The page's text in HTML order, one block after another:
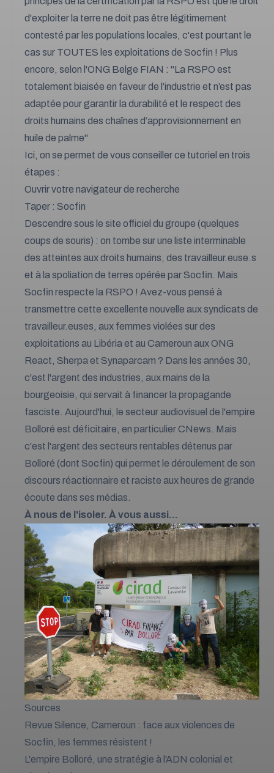
d'exploiter la terre ne doit pas être légitimement
contesté par les populations locales, c'est pourtant le
cas sur TOUTES les exploitations de Socfin ! Plus
encore, selon l'ONG Belge FIAN : "La RSPO est
totalement biaisée en faveur de l’industrie et n’est pas
adaptée pour garantir la durabilité et le respect des
droits humains des chaînes d’approvisionnement en
huile de palme"
Ici, on se permet de vous conseiller ce tutoriel en trois
étapes :
Ouvrir votre navigateur de recherche
Taper : Socfin
Descendre sous le site officiel du groupe (quelques
coups de souris) : on tombe sur une liste interminable
des atteintes aux droits humains, des travailleur.euse.s
et à la spoliation de terres opérée par Socfin. Mais
Socfin respecte la RSPO ! Avez-vous pensé à
transmettre cette excellente nouvelle aux syndicats de
travailleur.euses, aux femmes violées sur des
exploitations au Libéria et au Cameroun aux ONG
React, Sherpa et Synaparcam ? Dans les années 30,
c'est l'argent des industries, aux mains de la
bourgeoisie, qui servait à financer la propagande
fasciste. Aujourd'hui, le secteur audiovisuel de l'empire
Bolloré est déficitaire, en particulier CNews. Mais
c'est l'argent des secteurs rentables détenus par
Bolloré (dont Socfin) qui permet le déroulement de son
discours réactionnaire et raciste aux heures de grande
écoute dans ses médias.
À nous de l'isoler. À vous aussi...
Sources
Revue Silence, Cameroun : face aux violences de
Socfin, les femmes résistent !
L'empire Bolloré, une stratégie à l'ADN colonial et